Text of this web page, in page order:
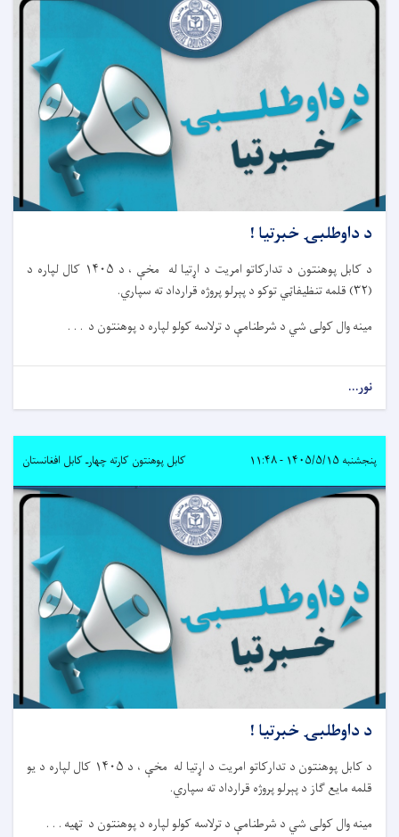
د داوطلبۍ خبرتیا !
د کابل پوهنتون د تدارکاتو امریت د اړتیا له مخې ، د ۱۴۰۵ کال لپاره د
(۳۲) قلمه تنظیفاټي توکو د پېرلو پروژه قرارداد ته سپاري.
مینه وال کولی شي د شرطنامې د ترلاسه کولو لپاره د پوهنتون د . . .
نور...
پنجشنبه ۱۴۰۵/۵/۱۵ - ۱۱:۴۸ کابل پوهنتون کارته چهارـ کابل افغانستان
د داوطلبۍ خبرتیا !
د کابل پوهنتون د تدارکاتو امریت د اړتیا له مخې ، د ۱۴۰۵ کال لپاره د یو
قلمه مایع ګاز د پېرلو پروژه قرارداد ته سپاري.
مینه وال کولی شي د شرطنامې د ترلاسه کولو لپاره د پوهنتون د تهیه . . .